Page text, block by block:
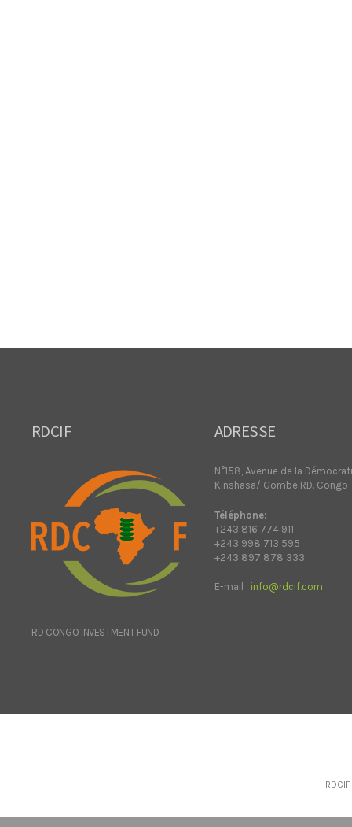
RDCIF
RD CONGO INVESTMENT FUND
ADRESSE
N°158, Avenue de la
Kinshasa/ Gombe RD. Congo
Téléphone:
+243 816 774 911
+243 998 713 595
+243 897 878 333
E-mail : info@rdcif.com